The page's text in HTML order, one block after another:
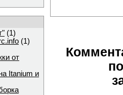
(1)
(1)
от
Itanium и